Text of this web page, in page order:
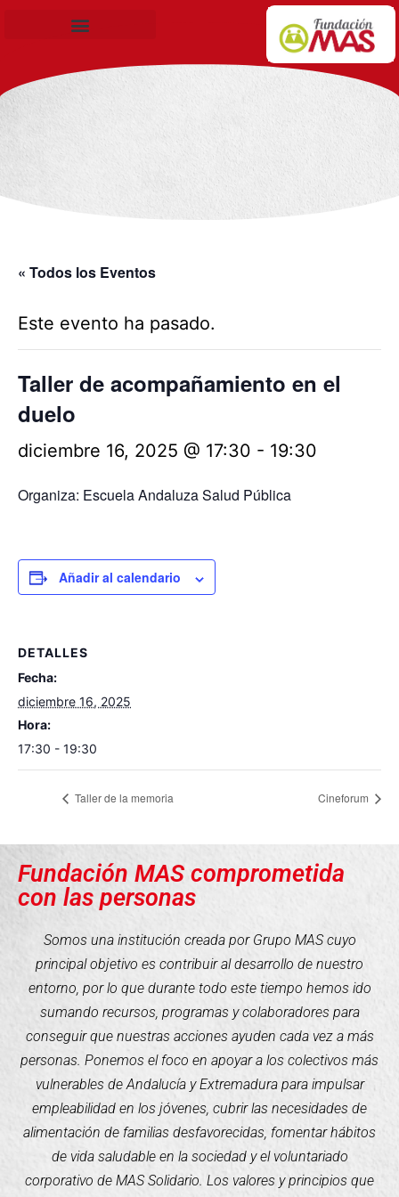
« Todos los Eventos
Este evento ha pasado.
Taller de acompañamiento en el
duelo
diciembre 16, 2025 @ 17:30 - 19:30
Organiza: Escuela Andaluza Salud Pública
Añadir al calendario
DETALLES
Fecha:
diciembre 16, 2025
Hora:
17:30 - 19:30
Taller de la memoria Cineforum
Fundación MAS comprometida
con las personas
Somos una institución creada por Grupo MAS cuyo
principal objetivo es contribuir al desarrollo de nuestro
entorno, por lo que durante todo este tiempo hemos ido
sumando recursos, programas y colaboradores para
conseguir que nuestras acciones ayuden cada vez a más
personas. Ponemos el foco en apoyar a los colectivos más
vulnerables de Andalucía y Extremadura para impulsar
empleabilidad en los jóvenes, cubrir las necesidades de
alimentación de familias desfavorecidas, fomentar hábitos
de vida saludable en la sociedad y el voluntariado
corporativo de MAS Solidario. Los valores y principios que